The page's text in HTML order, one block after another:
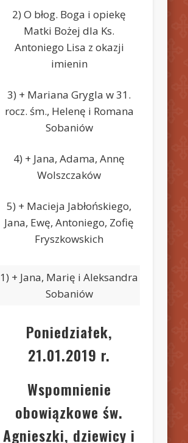
2) O błog. Boga i opiekę
Matki Bożej dla Ks.
Antoniego Lisa z okazji
imienin
3) + Mariana Grygla w 31.
rocz. śm., Helenę i Romana
Sobaniów
4) + Jana, Adama, Annę
Wolszczaków
5) + Macieja Jabłońskiego,
Jana, Ewę, Antoniego, Zofię
Fryszkowskich
1) + Jana, Marię i Aleksandra
Sobaniów
Poniedziałek,
21.01.2019 r.
Wspomnienie
obowiązkowe św.
Agnieszki, dziewicy i